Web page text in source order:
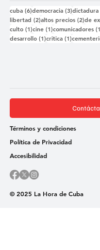
cuba (6)6 entradas
democracia (3)3
dictadura
libertad (2)2 entradas
altos precios (2)2
de
culto (1)1 entrada
cine (1)1 entrada
comunicadores
desarrollo (1)1 entrada
critica (1)1 entrada
© 2025 La Hora de Cuba
Términos y condiciones
Política de Privacidad
Accesibilidad